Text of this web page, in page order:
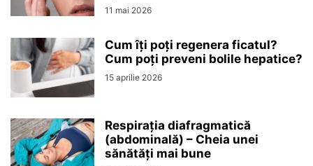
11 mai 2026
Cum îți poți regenera ficatul?
Cum poți preveni bolile hepatice?
15 aprilie 2026
Respirația diafragmatică
(abdominală) – Cheia unei
sănătăți mai bune